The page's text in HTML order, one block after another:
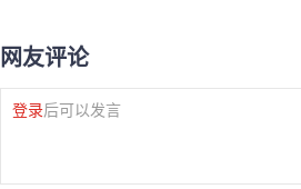
网友评论
登录后可以发言